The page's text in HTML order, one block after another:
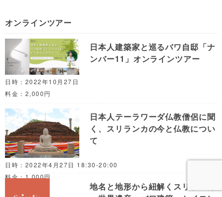
オンラインツアー
日本人建築家と巡るバワ自邸「ナ
ンバー11」オンラインツアー
日時：2022年10月27日
料金：2,000円
日本人テーラワーダ仏教僧侶に聞
く、スリランカの今と仏教につい
て
日時：2022年4月27日 18:30-20:00
料金：1,000円
地名と地形から紐解くスリランカ